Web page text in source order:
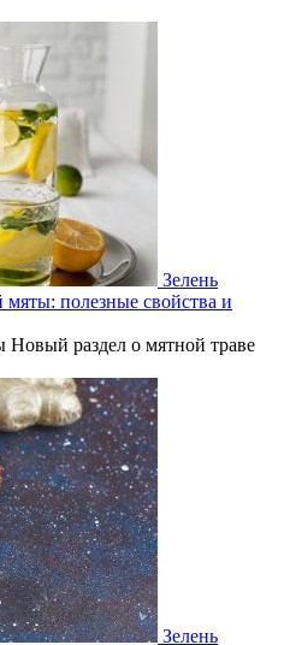
Зелень
полезные свойства и
раздел о мятной траве
Зелень